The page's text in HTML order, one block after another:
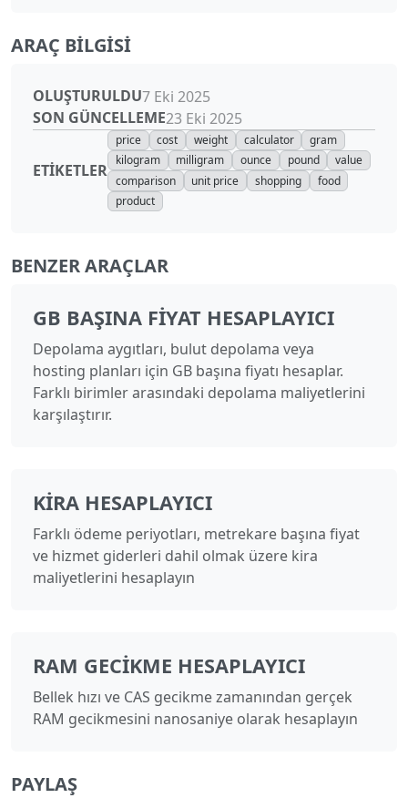
ARAÇ BILGISI
OLUŞTURULDU7 Eki 2025
SON GÜNCELLEME23 Eki 2025
ETIKETLER
price cost weight calculator
gram
kilogram
milligram ounce pound
value
comparison
unit price shopping
food
product
BENZER ARAÇLAR
GB BAŞINA FIYAT HESAPLAYICI
Depolama aygıtları, bulut depolama veya
hosting planları için GB başına fiyatı hesaplar.
Farklı birimler arasındaki depolama maliyetlerini
karşılaştırır.
KIRA HESAPLAYICI
Farklı ödeme periyotları, metrekare başına fiyat
ve hizmet giderleri dahil olmak üzere kira
maliyetlerini hesaplayın
RAM GECIKME HESAPLAYICI
Bellek hızı ve CAS gecikme zamanından gerçek
RAM gecikmesini nanosaniye olarak hesaplayın
PAYLAŞ